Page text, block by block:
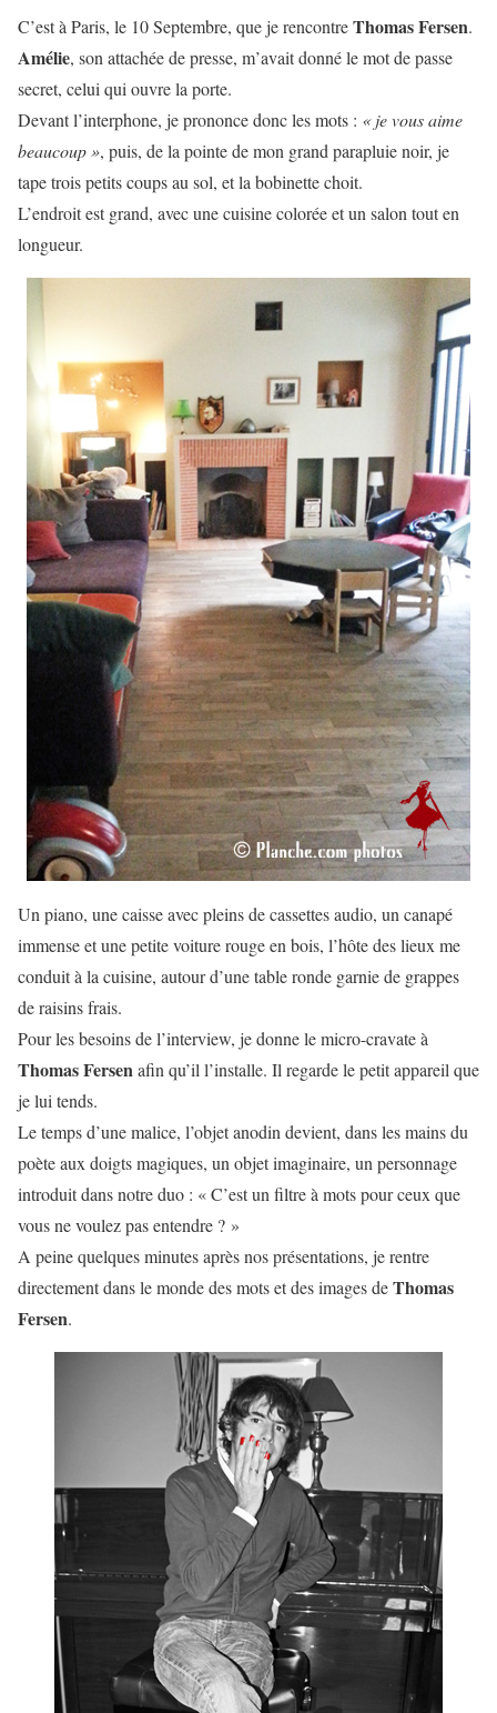
C’est à Paris, le 10 Septembre, que je rencontreThomas Fersen.
Amélie, son attachée de presse, m’avait donné le mot de passe
secret, celui qui ouvre la porte.
Devant l’interphone, je prononce donc les mots : « je vous aime
beaucoup », puis, de la pointe de mon grand parapluie noir, je
tape trois petits coups au sol, et la bobinette choit.
L’endroit est grand, avec une cuisine colorée et un salon tout en
longueur.
Un piano, une caisse avec pleins de cassettes audio, un canapé
immense et une petite voiture rouge en bois, l’hôte des lieux me
conduit à la cuisine, autour d’une table ronde garnie de grappes
de raisins frais.
Pour les besoins de l’interview, je donne le micro-cravate à
Thomas Fersenafin qu’il l’installe. Il regarde le petit appareil que
je lui tends.
Le temps d’une malice, l’objet anodin devient, dans les mains du
poète aux doigts magiques, un objet imaginaire, un personnage
introduit dans notre duo : « C’est un filtre à mots pour ceux que
vous ne voulez pas entendre ? »
A peine quelques minutes après nos présentations, je rentre
directement dans le monde des mots et des images deThomas
Fersen.